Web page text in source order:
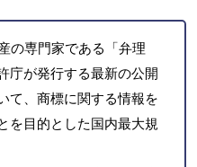
の専門家である「弁理
庁が発行する最新の公開
て、商標に関する情報を
を目的とした国内最大規